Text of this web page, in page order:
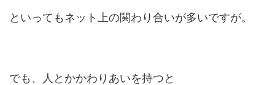
といってもネット上の関わり合いが多いですが。
でも、人とかかわりあいを持つと